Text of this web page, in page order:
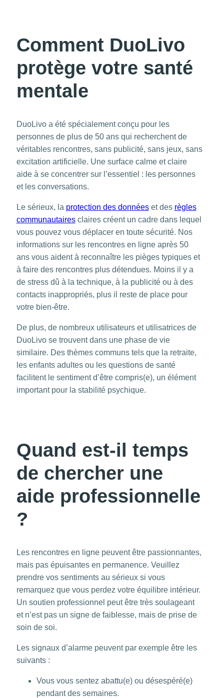
Comment DuoLivo
protège votre santé
mentale
DuoLivo a été spécialement conçu pour les
personnes de plus de 50 ans qui recherchent de
véritables rencontres, sans publicité, sans jeux, sans
excitation artificielle. Une surface calme et claire
aide à se concentrer sur l’essentiel : les personnes
et les conversations.
Le sérieux, la protection des donnéeset des règles
communautairesclaires créent un cadre dans lequel
vous pouvez vous déplacer en toute sécurité. Nos
informations sur les rencontres en ligne après 50
ansvous aident à reconnaître les pièges typiques et
à faire des rencontres plus détendues. Moins il y a
de stress dû à la technique, à la publicité ou à des
contacts inappropriés, plus il reste de place pour
votre bien-être.
De plus, de nombreux utilisateurs et utilisatrices de
DuoLivo se trouvent dans une phase de vie
similaire. Des thèmes communs tels que la retraite,
les enfants adultes ou les questions de santé
facilitent le sentiment d’être compris(e), un élément
important pour la stabilité psychique.
Quand est-il temps
de chercher une
aide professionnelle
?
Les rencontres en ligne peuvent être passionnantes,
mais pas épuisantes en permanence. Veuillez
prendre vos sentiments au sérieux si vous
remarquez que vous perdez votre équilibre intérieur.
Un soutien professionnel peut être très soulageant
et n’est pas un signe de faiblesse, mais de prise de
soin de soi.
Les signaux d’alarme peuvent par exemple être les
suivants :
Vous vous sentez abattu(e) ou désespéré(e)
pendant des semaines.